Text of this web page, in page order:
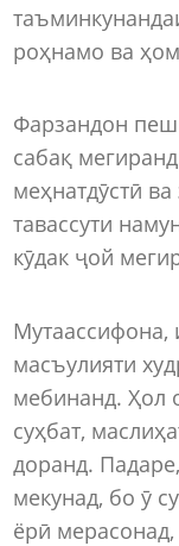
роҳнамо ва
Фарзандон пеш
сабақ
меҳнатдӯстӣ
тавассути
кӯдак ҷой
Мутаассифона,
масъулияти
мебинанд. Ҳол
суҳбат,
доранд.
мекунад, бо ӯ
ёрӣ